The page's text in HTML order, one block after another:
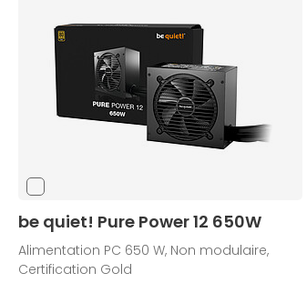
be quiet! Pure Power 12 650W
Alimentation PC 650 W, Non modulaire,
Certification Gold